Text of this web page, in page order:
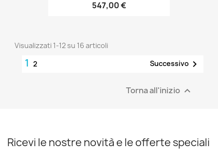
547,00 €
Visualizzati 1-12 su 16 articoli
1 2 Successivo 
Torna all'inizio 
Ricevi le nostre novità e le offerte speciali